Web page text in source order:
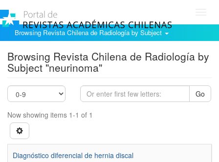
Browsing Revista Chilena de Radiología by Subject
Browsing Revista Chilena de Radiología by
Subject "neurinoma"
Go
Now showing items 1-1 of 1
Diagnóstico diferencial de hernia discal